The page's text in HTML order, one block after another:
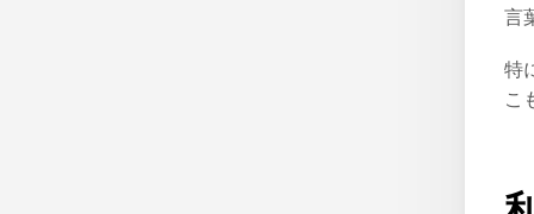
言
特
こ